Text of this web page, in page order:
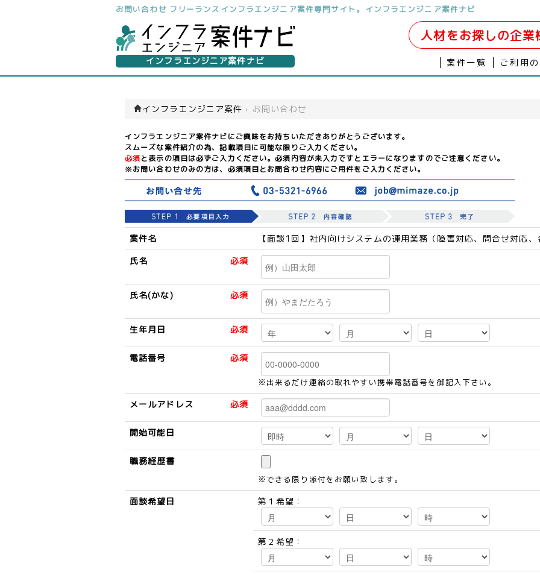
お問い合わせ フリーランスインフラエンジニア案件専門サイト。インフラエンジニア案件ナビ
インフラエンジニア案件ナビ
人材をお探しの企業
案件一覧 ご利用
インフラエンジニア案件 › お問い合わせ
インフラエンジニア案件ナビにご興味をお持ちいただきありがとうございます。
スムーズな案件紹介の為、記載項目に可能な限りご入力ください。
必須 と表示の項目は必ずご入力ください。必須内容が未入力ですとエラーになりますのでご注意ください。
※お問い合わせのみの方は、必須項目とお問合わせ内容にご用件をご入力ください。
案件名 【面談1回】社内向けシステムの運用業務（障害対応、問合せ対応
氏名 必須
氏名(かな) 必須
生年月日 必須
電話番号 必須
※出来るだけ連絡の取れやすい携帯電話番号を御記入下さい。
メールアドレス 必須
開始可能日
職務経歴書
※できる限り添付をお願い致します。
面談希望日 第１希望：
第２希望：